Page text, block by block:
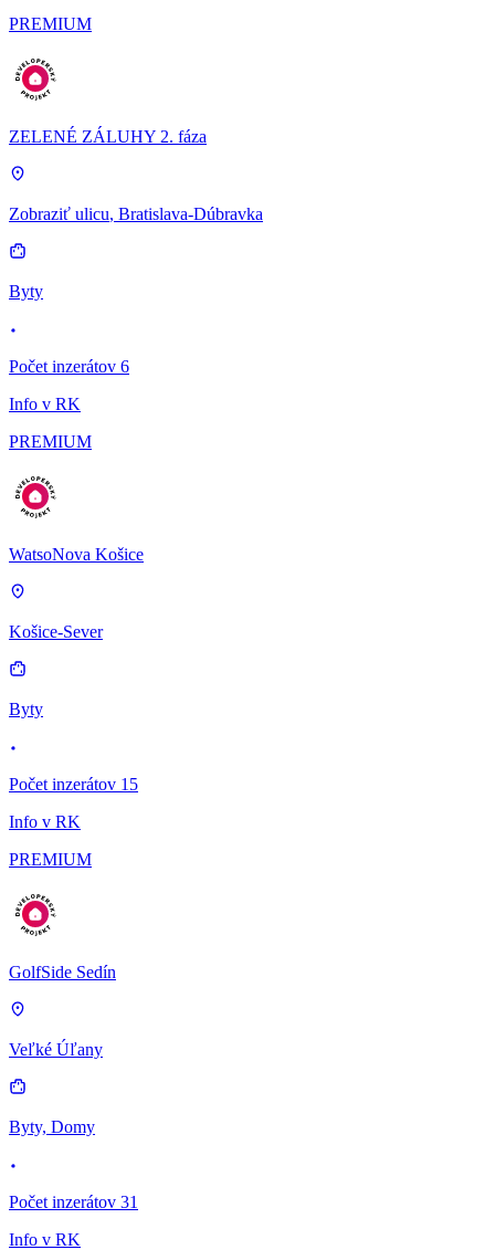
PREMIUM
ZELENÉ ZÁLUHY 2. fáza
Zobraziť ulicu, Bratislava-Dúbravka
Byty
Počet inzerátov 6
Info v RK
PREMIUM
WatsoNova Košice
Košice-Sever
Byty
Počet inzerátov 15
Info v RK
PREMIUM
GolfSide Sedín
Veľké Úľany
Byty, Domy
Počet inzerátov 31
Info v RK